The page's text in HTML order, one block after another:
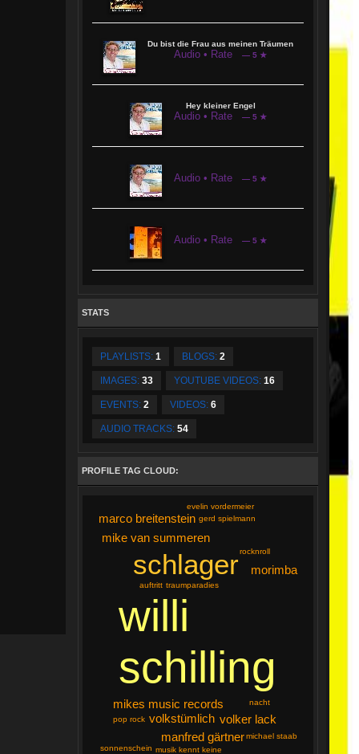
Du bist die Frau aus meinen Träumen
Audio • Rate — 5 ★
Hey kleiner Engel
Audio • Rate — 5 ★
Audio • Rate — 5 ★
Audio • Rate — 5 ★
STATS
PLAYLISTS: 1 BLOGS: 2
IMAGES: 33 YOUTUBE VIDEOS: 16
EVENTS: 2 VIDEOS: 6
AUDIO TRACKS: 54
PROFILE TAG CLOUD:
willi
schilling
schlager
mikes music records
volkstümlich
manfred gärtner
mike van summeren
volker lack
morimba
marco breitenstein
traumparadies
nacht
gerd spielmann
evelin vordermeier
musik kennt keine
sonnenschein
pop rock
auftritt
michael staab
rocknroll